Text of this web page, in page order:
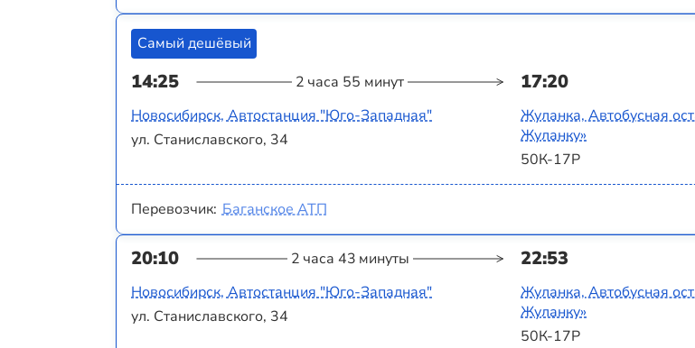
Самый дешёвый
14:25 2 часа 55 минут 17:20
Новосибирск, Автостанция "Юго-Западная"
ул. Станиславского, 34
Жуланка, Автобусная
Жуланку»
50К-17Р
Перевозчик: Баганское АТП
20:10 2 часа 43 минуты 22:53
Новосибирск, Автостанция "Юго-Западная"
ул. Станиславского, 34
Жуланка, Автобусная
Жуланку»
50К-17Р